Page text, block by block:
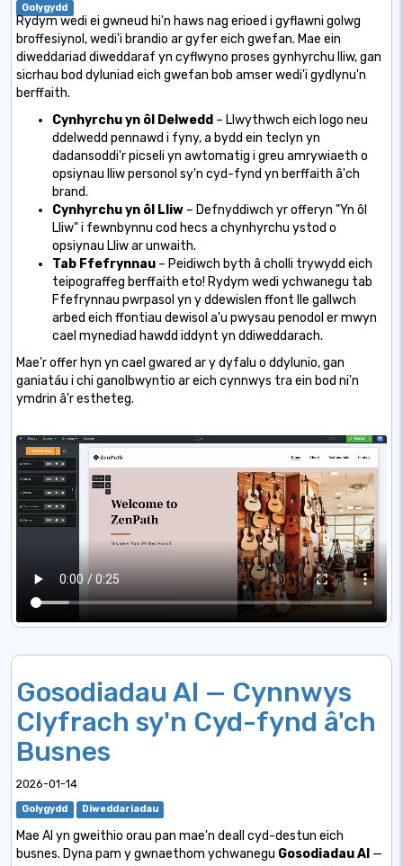
Golygydd
Rydym wedi ei gwneud hi'n haws nag erioed i gyflawni golwg
broffesiynol, wedi'i brandio ar gyfer eich gwefan. Mae ein
diweddariad diweddaraf yn cyflwyno proses gynhyrchu lliw, gan
sicrhau bod dyluniad eich gwefan bob amser wedi'i gydlynu'n
berffaith.
Cynhyrchu yn ôl Delwedd – Llwythwch eich logo neu
ddelwedd pennawd i fyny, a bydd ein teclyn yn
dadansoddi'r picseli yn awtomatig i greu amrywiaeth o
opsiynau lliw personol sy'n cyd-fynd yn berffaith â'ch
brand.
Cynhyrchu yn ôl Lliw – Defnyddiwch yr offeryn "Yn ôl
Lliw" i fewnbynnu cod hecs a chynhyrchu ystod o
opsiynau Lliw ar unwaith.
Tab Ffefrynnau – Peidiwch byth â cholli trywydd eich
teipograffeg berffaith eto! Rydym wedi ychwanegu tab
Ffefrynnau pwrpasol yn y ddewislen ffont lle gallwch
arbed eich ffontiau dewisol a'u pwysau penodol er mwyn
cael mynediad hawdd iddynt yn ddiweddarach.
Mae'r offer hyn yn cael gwared ar y dyfalu o ddylunio, gan
ganiatáu i chi ganolbwyntio ar eich cynnwys tra ein bod ni'n
ymdrin â'r estheteg.
Gosodiadau AI — Cynnwys
Clyfrach sy'n Cyd-fynd â'ch
Busnes
2026-01-14
Golygydd Diweddariadau
Mae AI yn gweithio orau pan mae'n deall cyd-destun eich
busnes. Dyna pam y gwnaethom ychwanegu Gosodiadau AI —